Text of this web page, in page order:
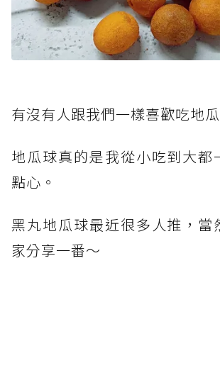
有沒有人跟我們一樣喜歡吃地瓜
地瓜球真的是我從小吃到大都
點心。
黑丸地瓜球最近很多人推，當
家分享一番～